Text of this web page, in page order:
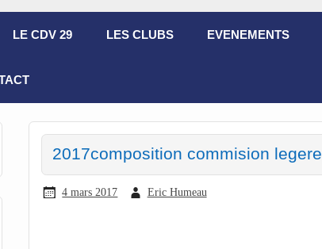
LE CDV 29 LES CLUBS EVENEMENTS
2017composition commision legere
4 mars 2017 Eric Humeau